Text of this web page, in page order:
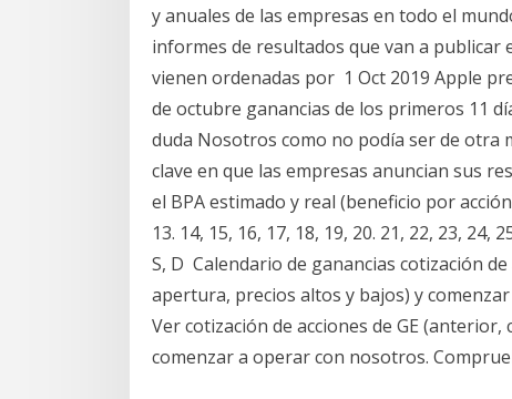
y anuales de las empresas en todo el
informes de resultados que van a publicar
vienen ordenadas por 1 Oct 2019 Apple
de octubre ganancias de los primeros 11
duda Nosotros como no podía ser de otra
clave en que las empresas anuncian sus
el BPA estimado y real (beneficio por
13. 14, 15, 16, 17, 18, 19, 20. 21, 22, 23, 24,
S, D Calendario de ganancias cotización
apertura, precios altos y bajos) y
Ver cotización de acciones de GE
comenzar a operar con nosotros.